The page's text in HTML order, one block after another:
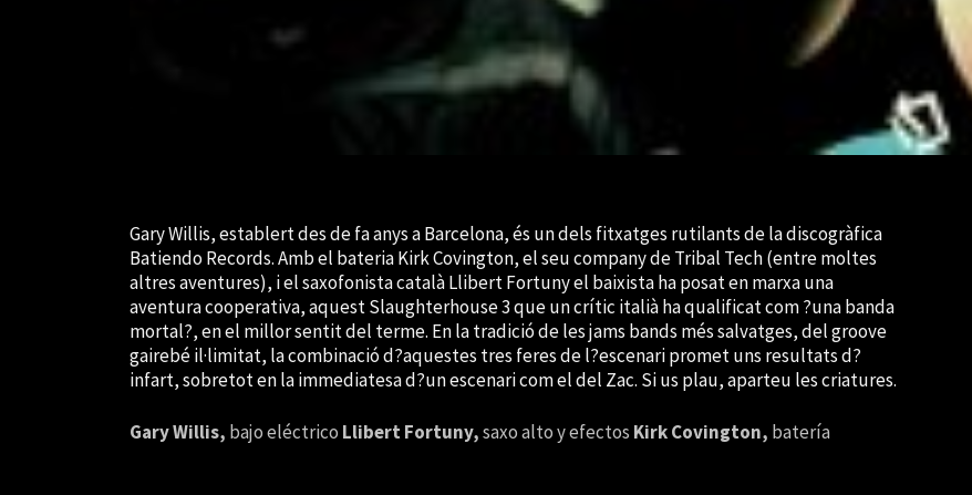
Gary Willis, establert des de fa anys a Barcelona, és un dels fitxatges rutilants de la discogràfica
Batiendo Records. Amb el bateria Kirk Covington, el seu company de Tribal Tech (entre moltes
altres aventures), i el saxofonista català Llibert Fortuny el baixista ha posat en marxa una
aventura cooperativa, aquest Slaughterhouse 3 que un crític italià ha qualificat com ?una banda
mortal?, en el millor sentit del terme. En la tradició de les jams bands més salvatges, del groove
gairebé il·limitat, la combinació d?aquestes tres feres de l?escenari promet uns resultats d?
infart, sobretot en la immediatesa d?un escenari com el del Zac. Si us plau, aparteu les criatures.
Gary Willis, bajo eléctrico Llibert Fortuny,saxo alto y efectos Kirk Covington, batería